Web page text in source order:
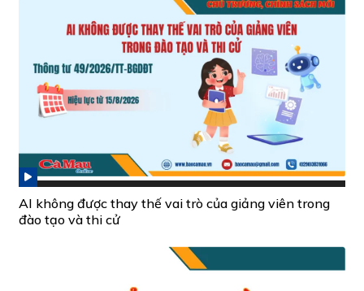
AI không được thay thế vai trò của giảng viên trong
đào tạo và thi cử